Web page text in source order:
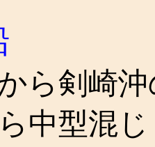
ら剣崎
中型混